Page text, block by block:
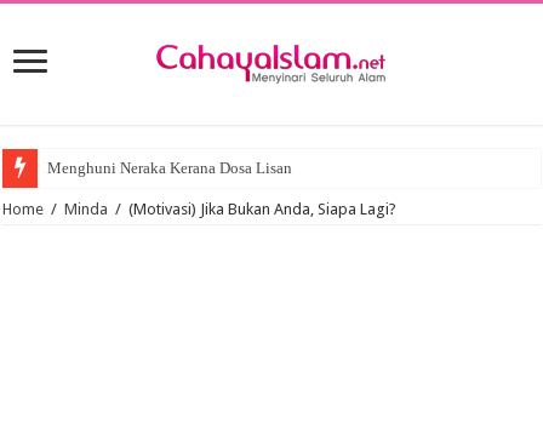
Menghuni Neraka Kerana Dosa Lisan
Home / Minda / (Motivasi) Jika Bukan Anda, Siapa Lagi?